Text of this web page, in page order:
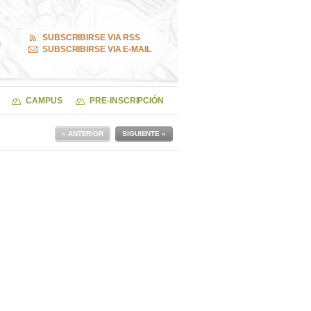
SUBSCRIBIRSE VIA RSS
SUBSCRIBIRSE VIA E-MAIL
CAMPUS PRE-INSCRIPCIÓN
SIGUIENTE »
« ANTERIOR